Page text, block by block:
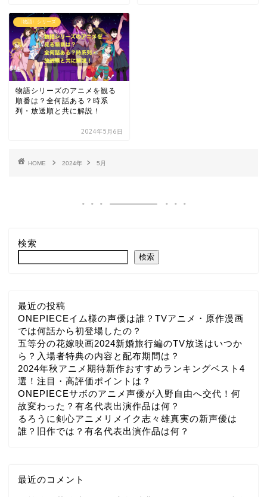
〈物語〉シリーズ
物語シリーズのアニメを観る
順番は？全何話ある？時系
列・放送順と共に解説！
2024年5月6日
HOME 2024年 5月
検索
検索
最近の投稿
ONEPIECEイム様の声優は誰？TVアニメ・原作漫画
では何話から初登場したの？
五等分の花嫁映画2024新婚旅行編のTV放送はいつか
ら？入場者特典の内容と配布期間は？
2024年秋アニメ期待新作おすすめランキングベスト4
選！注目・高評価ポイントは？
ONEPIECEサボのアニメ声優が入野自由へ交代！何
故変わった？有名代表出演作品は何？
るろうに剣心アニメリメイク志々雄真実の新声優は
誰？旧作では？有名代表出演作品は何？
最近のコメント